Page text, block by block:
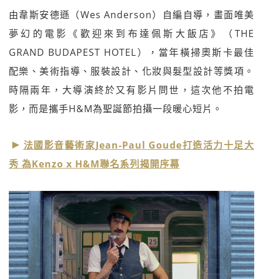
由韋斯安德遜（Wes Anderson）自編自導，畫面唯美
夢幻的電影《歡迎來到布達佩斯大飯店》（THE
GRAND BUDAPEST HOTEL），當年橫掃奧斯卡最佳
配樂、美術指導、服裝設計、化妝與髮型設計等獎項。
時隔兩年，大導演終於又有影片問世，這次他不拍電
影，而是攜手H&M為聖誕節拍攝一段暖心短片。
法國影音藝術家Jean-Paul Goude打造活力十足大
秀 為Kenzo x H&M聯名系列揭開序幕